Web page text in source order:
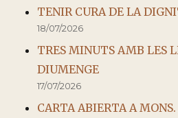
TENIR CURA DE LA
18/07/2026
TRES MINUTS AMB LES
DIUMENGE
17/07/2026
CARTA ABIERTA A